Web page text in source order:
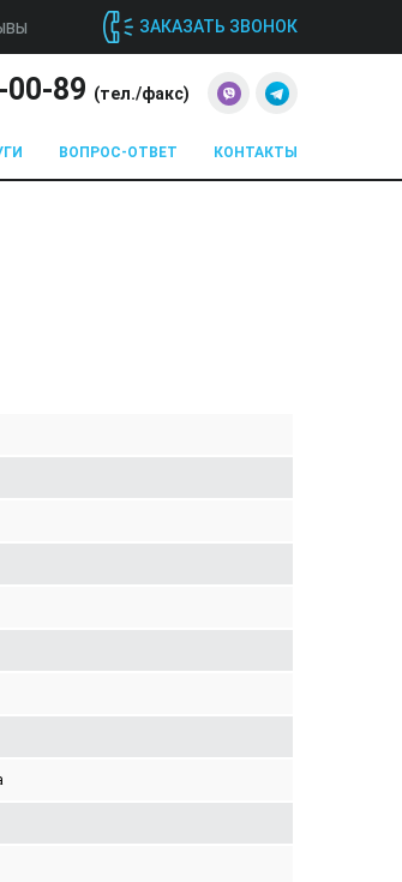
ЗАКАЗАТЬ ЗВОНОК
00-89 (тел./факс)
ВОПРОС-ОТВЕТ КОНТАКТЫ